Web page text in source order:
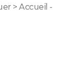
> Accueil -